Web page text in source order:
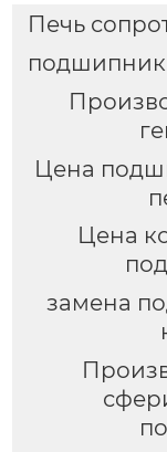
Печь
Цена
Цена
замена